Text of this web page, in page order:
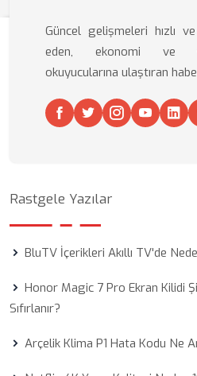
Güncel gelişmeleri hızlı
eden, ekonomi ve
okuyucularına ulaştıran
Rastgele Yazılar
BluTV İçerikleri Akıllı TV'de
Honor Magic 7 Pro Ekran Kilidi
Sıfırlanır?
Arçelik Klima P1 Hata Kodu Ne